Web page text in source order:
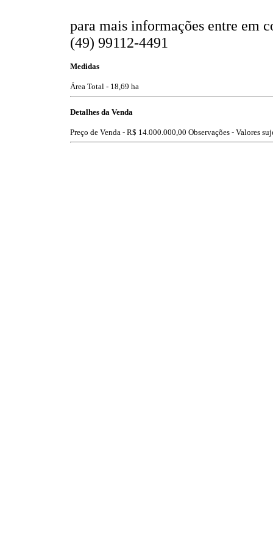
para mais informações entre em
(49) 99112-4491
Medidas
Área Total - 18,69 ha
Detalhes da Venda
Preço de Venda - R$ 14.000.000,00 Observações - Valores